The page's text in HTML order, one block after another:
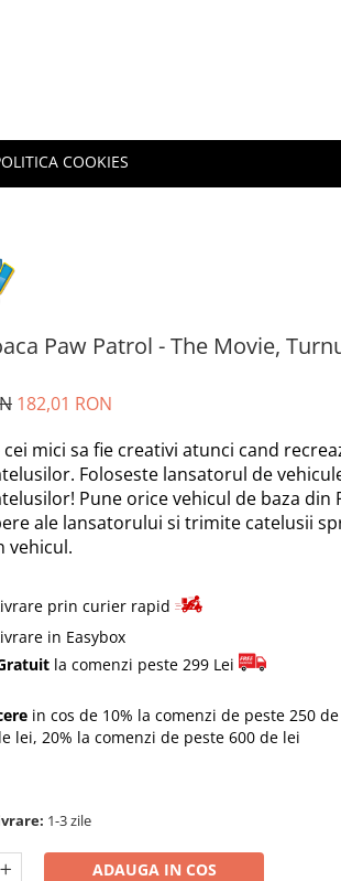
COOKIES
Paw Patrol - The Movie,
182,01 RON
cei mici sa fie creativi atunci cand
Foloseste lansatorul de
Pune orice vehicul de baza din
ale lansatorului si trimite catelusii
vehicul.
prin curier rapid
in Easybox
la comenzi peste 299 Lei
in cos de 10% la comenzi de peste 250
lei, 20% la comenzi de peste 600 de lei
1-3 zile
ADAUGA IN COS